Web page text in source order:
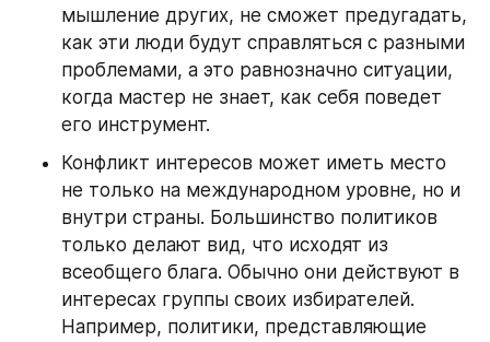
мышление других, не сможет предугадать,
как эти люди будут справляться с разными
проблемами, а это равнозначно ситуации,
когда мастер не знает, как себя поведет
его инструмент.
Конфликт интересов может иметь место
не только на международном уровне, но и
внутри страны. Большинство политиков
только делают вид, что исходят из
всеобщего блага. Обычно они действуют в
интересах группы своих избирателей.
Например, политики, представляющие